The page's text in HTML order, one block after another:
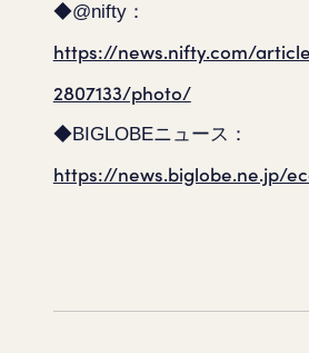
◆@nifty：
https://news.nifty.com/
2807133/photo/
◆BIGLOBEニュース：
https://news.biglobe.ne.jp/